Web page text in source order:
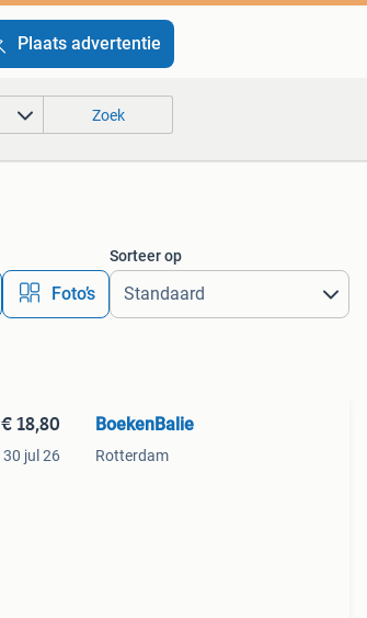
Plaats advertentie
Zoek
Foto’s
Sorteer op
€ 18,80
30 jul 26
BoekenBalie
Rotterdam